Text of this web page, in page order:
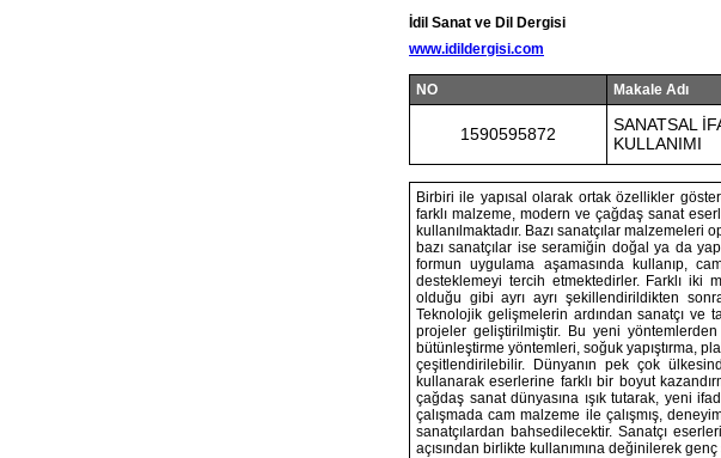
İdil Sanat ve Dil Dergisi
www.idildergisi.com
NO Makale Adı
1590595872
SANATSAL
KULLANIMI
Birbiri ile yapısal olarak ortak özellikler
farklı malzeme, modern ve çağdaş sanat
kullanılmaktadır. Bazı sanatçılar malzemeleri
bazı sanatçılar ise seramiğin doğal ya da
formun uygulama aşamasında kullanıp,
desteklemeyi tercih etmektedirler. Farklı iki
olduğu gibi ayrı ayrı şekillendirildikten
Teknolojik gelişmelerin ardından sanatçı ve
projeler geliştirilmiştir. Bu yeni
bütünleştirme yöntemleri, soğuk yapıştırma,
çeşitlendirilebilir. Dünyanın pek çok
kullanarak eserlerine farklı bir boyut
çağdaş sanat dünyasına ışık tutarak, yeni
çalışmada cam malzeme ile çalışmış,
sanatçılardan bahsedilecektir. Sanatçı
açısından birlikte kullanımına değinilerek